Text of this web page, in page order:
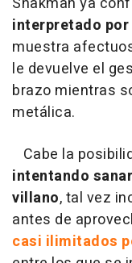
interpretado por
muestra
le devuelve el
brazo mientras
metálica.
Cabe la
intentando
villano, tal vez
antes de
casi ilimitados